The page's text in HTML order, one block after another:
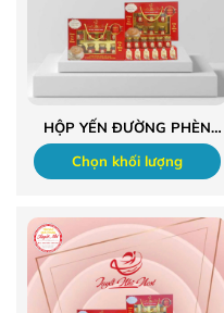
HỘP YẾN ĐƯỜNG PHÈN
40% SỢI YẾN
Chọn khối lượng